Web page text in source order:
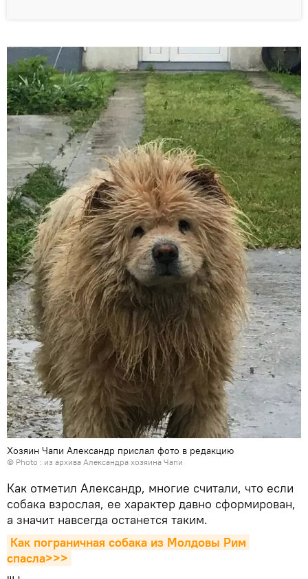
Хозяин Чапи Александр прислал фото в редакцию
© Photo : из архива Александра хозяина Чапи
Как отметил Александр, многие считали, что если
собака взрослая, ее характер давно сформирован,
а значит навсегда останется таким.
Как пограничная собака из Молдовы Рим
спасла>>>